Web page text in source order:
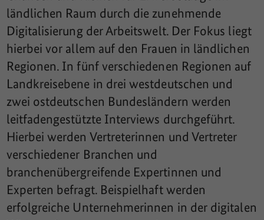
ländlichen Raum durch die zunehmende
Digitalisierung der Arbeitswelt. Der Fokus liegt
hierbei vor allem auf den Frauen in ländlichen
Regionen. In fünf verschiedenen Regionen auf
Landkreisebene in drei westdeutschen und
zwei ostdeutschen Bundesländern werden
leitfadengestützte Interviews durchgeführt.
Hierbei werden Vertreterinnen und Vertreter
verschiedener Branchen und
branchenübergreifende Expertinnen und
Experten befragt. Beispielhaft werden
erfolgreiche Unternehmerinnen in der digitalen